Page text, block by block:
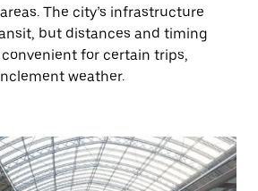
The city’s infrastructure
but distances and timing
for certain trips,
weather.